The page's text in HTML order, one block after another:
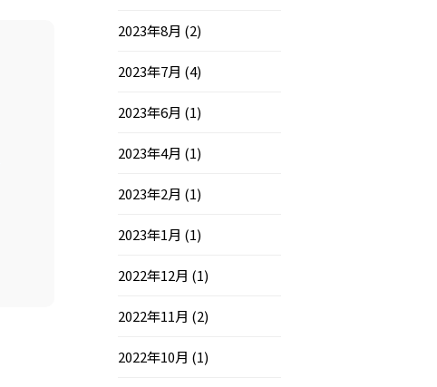
2023年8月 (2)
2023年7月 (4)
2023年6月 (1)
2023年4月 (1)
2023年2月 (1)
2023年1月 (1)
2022年12月 (1)
2022年11月 (2)
2022年10月 (1)